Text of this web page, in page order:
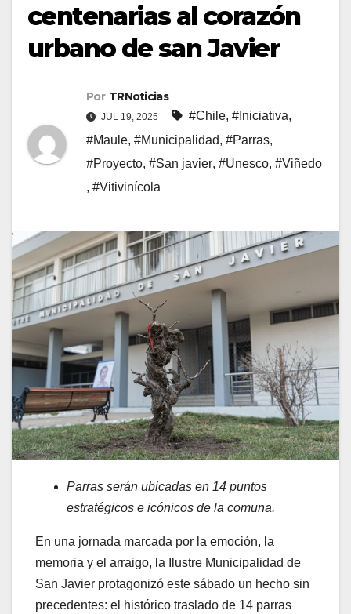
centenarias al corazón
urbano de san Javier
Por TRNoticias
JUL 19, 2025 #Chile, #Iniciativa,
#Maule, #Municipalidad, #Parras,
#Proyecto, #San javier, #Unesco, #Viñedo
, #Vitivinícola
Parras serán ubicadas en 14 puntos
estratégicos e icónicos de la comuna.
En una jornada marcada por la emoción, la
memoria y el arraigo, la Ilustre Municipalidad de
San Javier protagonizó este sábado un hecho sin
precedentes: el histórico traslado de 14 parras